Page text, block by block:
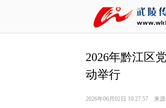
2026年黔江区
动举行
2026年06月02日 10:27:57 来